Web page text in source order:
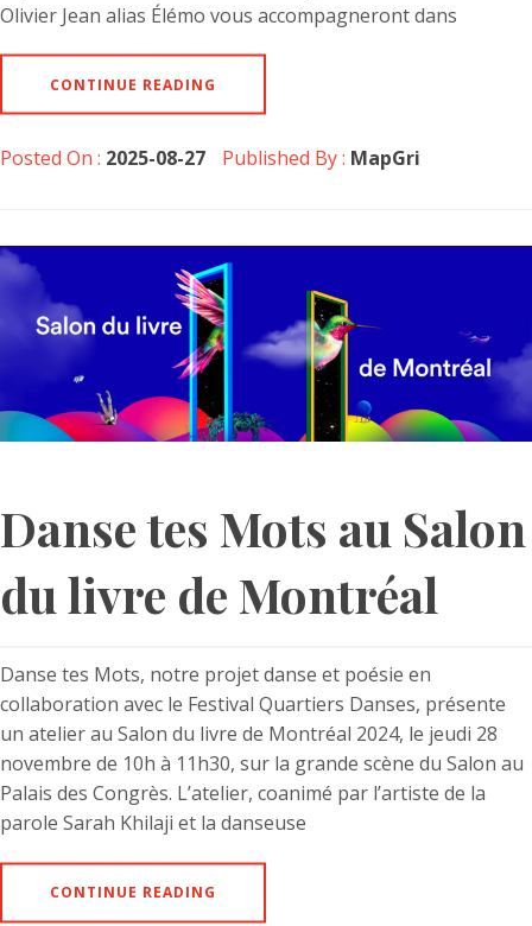
Olivier Jean alias Élémo vous accompagneront dans
CONTINUE READING
Posted On : 2025-08-27 Published By : MapGri
Danse tes Mots au Salon
du livre de Montréal
Danse tes Mots, notre projet danse et poésie en
collaboration avec le Festival Quartiers Danses, présente
un atelier au Salon du livre de Montréal 2024, le jeudi 28
novembre de 10h à 11h30, sur la grande scène du Salon au
Palais des Congrès. L’atelier, coanimé par l’artiste de la
parole Sarah Khilaji et la danseuse
CONTINUE READING